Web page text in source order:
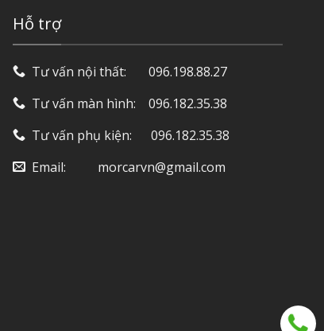
Hỗ trợ
Tư vấn nội thất: ‎ ‎ ‎ ‎ ‎ ‎ 096.198.88.27
Tư vấn màn hình: ‎ ‎ ‎ 096.182.35.38
Tư vấn phụ kiện: ‎ ‎ ‎ ‎‎ ‎ 096.182.35.38
Email: ‎ ‎ ‎ ‎ ‎ ‎ ‎ ‎ ‎ morcarvn@gmail.com